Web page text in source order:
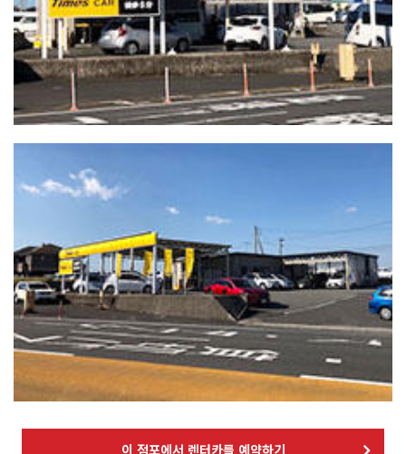
이 점포에서 렌터카를 예약하기